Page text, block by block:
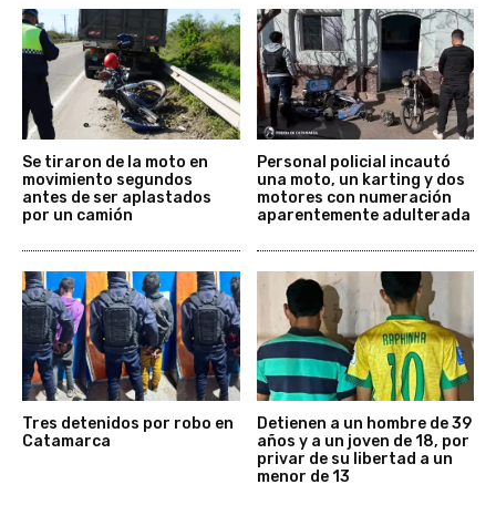
Se tiraron de la moto en
movimiento segundos
antes de ser aplastados
por un camión
Personal policial incautó
una moto, un karting y dos
motores con numeración
aparentemente adulterada
Tres detenidos por robo en
Catamarca
Detienen a un hombre de 39
años y a un joven de 18, por
privar de su libertad a un
menor de 13